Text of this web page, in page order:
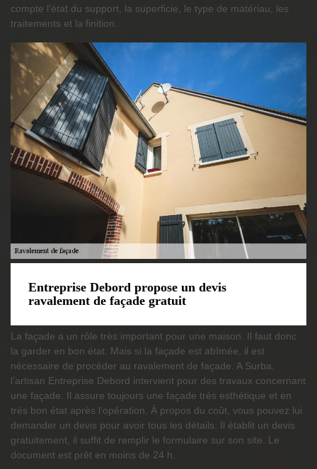
compte l’état du support, la superficie, le type de matériau, les
traitements et la finition.
Entreprise Debord propose un devis
ravalement de façade gratuit
La façade a un rôle très important pour une maison. Il faut donc
la garder en bon état. Mais si la façade est abîmée, il est
nécessaire de procéder au ravalement de façade. A Surba,
l’artisan Entreprise Debord intervient pour des travaux concernant
une façade. Il assure toujours une façade très esthétique et en
très bon état après l’opération. À propos du coût, vous pouvez lui
demander un devis pour avoir tous les détails. Il établit un devis
gratuitement, il suffit de remplir le formulaire sur son site. Le
document est prêt en moins de 24 h.